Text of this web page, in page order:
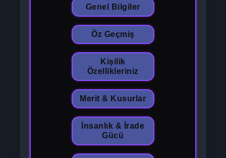
Genel Bilgiler
Öz Geçmiş
Kişilik
Özellikleriniz
Merit & Kusurlar
İnsanlık & İrade
Gücü